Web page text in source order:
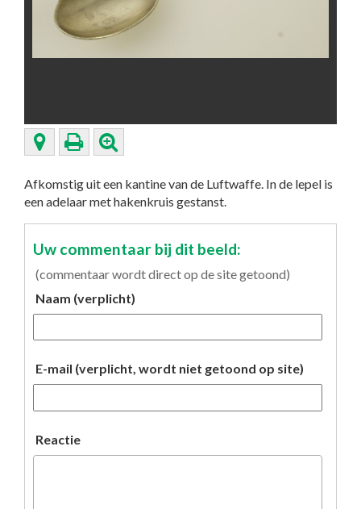
Afkomstig uit een kantine van de Luftwaffe. In de lepel is
een adelaar met hakenkruis gestanst.
Uw commentaar bij dit beeld:
(commentaar wordt direct op de site getoond)
Naam (verplicht)
E-mail (verplicht, wordt niet getoond op site)
Reactie